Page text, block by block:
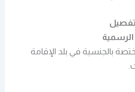
بالجنسية في بلد الإقامة